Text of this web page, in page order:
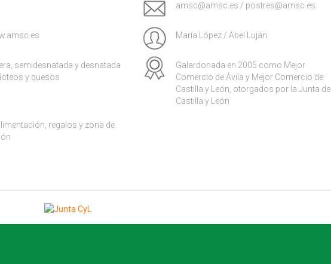
amsc@amsc.es / postres@amsc.es
María López / Abel Luján
semidesnatada y desnatada
y quesos
Galardonada en 2005 como Mejor
Comercio de Ávila y Mejor Comercio de
Castilla y León, otorgados por la Junta de
Castilla y León
regalos y zona de